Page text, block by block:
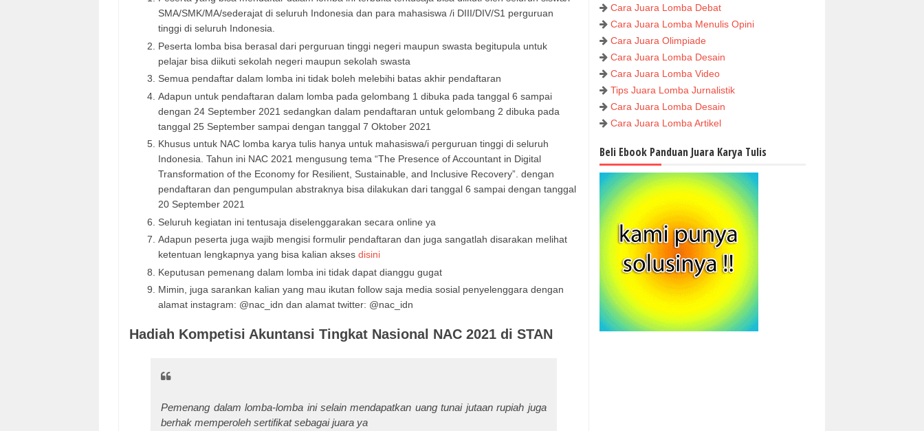
SMA/SMK/MA/sederajat di seluruh Indonesia dan para mahasiswa /i DIII/DIV/S1 perguruan
tinggi di seluruh Indonesia.
Peserta lomba bisa berasal dari perguruan tinggi negeri maupun swasta begitupula untuk
pelajar bisa diikuti sekolah negeri maupun sekolah swasta
Semua pendaftar dalam lomba ini tidak boleh melebihi batas akhir pendaftaran
Adapun untuk pendaftaran dalam lomba pada gelombang 1 dibuka pada tanggal 6 sampai
dengan 24 September 2021 sedangkan dalam pendaftaran untuk gelombang 2 dibuka pada
tanggal 25 September sampai dengan tanggal 7 Oktober 2021
Khusus untuk NAC lomba karya tulis hanya untuk mahasiswa/i perguruan tinggi di seluruh
Indonesia. Tahun ini NAC 2021 mengusung tema “The Presence of Accountant in Digital
Transformation of the Economy for Resilient, Sustainable, and Inclusive Recovery”. dengan
pendaftaran dan pengumpulan abstraknya bisa dilakukan dari tanggal 6 sampai dengan tanggal
20 September 2021
Seluruh kegiatan ini tentusaja diselenggarakan secara online ya
Adapun peserta juga wajib mengisi formulir pendaftaran dan juga sangatlah disarakan melihat
ketentuan lengkapnya yang bisa kalian akses disini
Keputusan pemenang dalam lomba ini tidak dapat dianggu gugat
Mimin, juga sarankan kalian yang mau ikutan follow saja media sosial penyelenggara dengan
alamat instagram: @nac_idn dan alamat twitter: @nac_idn
Hadiah Kompetisi Akuntansi Tingkat Nasional NAC 2021 di STAN
Pemenang dalam lomba-lomba ini selain mendapatkan uang tunai jutaan rupiah juga
berhak memperoleh sertifikat sebagai juara ya
Cara Juara Lomba Debat
Cara Juara Lomba Menulis Opini
Cara Juara Olimpiade
Cara Juara Lomba Desain
Cara Juara Lomba Video
Tips Juara Lomba Jurnalistik
Cara Juara Lomba Desain
Cara Juara Lomba Artikel
Beli Ebook Panduan Juara Karya Tulis